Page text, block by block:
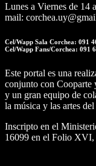
Lunes a Viernes de 14
mail:
Cel/Wapp Sala Corchea: 091
Cel/Wapp Fans/Corchea: 091
Este portal es una
conjunto con
y un gran equipo de
la música y las artes
Inscripto en el
16099 en el Folio XVI,